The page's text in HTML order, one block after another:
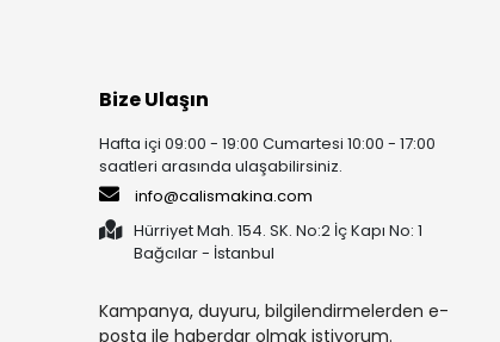
Bize Ulaşın
Hafta içi 09:00 - 19:00 Cumartesi 10:00 - 17:00
saatleri arasında ulaşabilirsiniz.
info@calismakina.com
Hürriyet Mah. 154. SK. No:2 İç Kapı No: 1
Bağcılar - İstanbul
Kampanya, duyuru, bilgilendirmelerden e-
posta ile haberdar olmak istiyorum.